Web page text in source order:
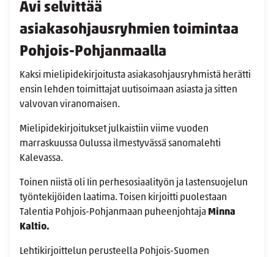
Avi selvittää
asiakasohjausryhmien toimintaa
Pohjois-Pohjanmaalla
Kaksi mielipidekirjoitusta asiakasohjausryhmistä herätti
ensin lehden toimittajat uutisoimaan asiasta ja sitten
valvovan viranomaisen.
Mielipidekirjoitukset julkaistiin viime vuoden
marraskuussa Oulussa ilmestyvässä sanomalehti
Kalevassa.
Toinen niistä oli Iin perhesosiaalityön ja lastensuojelun
työntekijöiden laatima. Toisen kirjoitti puolestaan
Talentia Pohjois-Pohjanmaan puheenjohtaja Minna
Kaltio.
Lehtikirjoittelun perusteella Pohjois-Suomen